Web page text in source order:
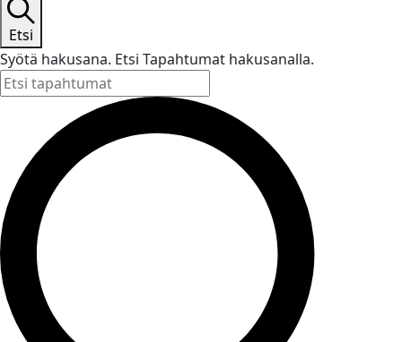
Etsi
Syötä hakusana. Etsi Tapahtumat hakusanalla.